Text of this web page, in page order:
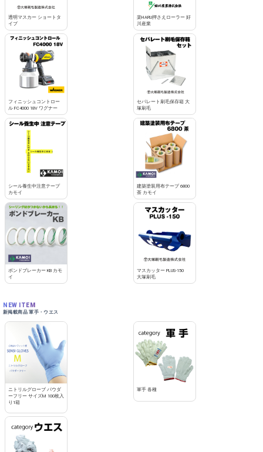
透明マスカー ショートタ
イプ
楽HARU押さえローラー 好
川産業
フィニッシュコントロー
ル FC4000 18V ワグナー
セパレート刷毛保存箱 大
塚刷毛
シール養生中注意テープ
カモイ
建築塗装用布テープ 6800
茶 カモイ
ボンドブレーカー KB カモ
イ
マスカッター PLUS-150
大塚刷毛
NEW ITEM
新掲載商品 軍手・ウエス
ニトリルグローブ パウダ
ーフリー サイズM 100枚入
り1箱
軍手 各種